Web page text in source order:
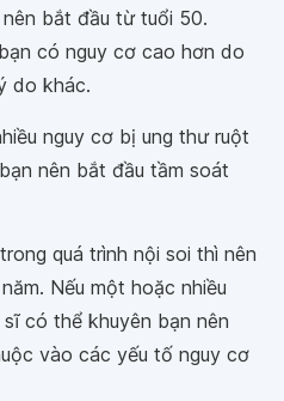
bắt đầu từ tuổi 50.
có nguy cơ cao hơn do
do khác.
nguy cơ bị ung thư ruột
nên bắt đầu tầm soát
quá trình nội soi thì nên
Nếu một hoặc nhiều
có thể khuyên bạn nên
vào các yếu tố nguy cơ